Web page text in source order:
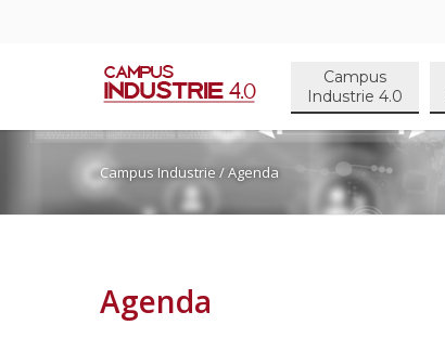
Campus
Industrie 4.0
Campus Industrie / Agenda
Agenda